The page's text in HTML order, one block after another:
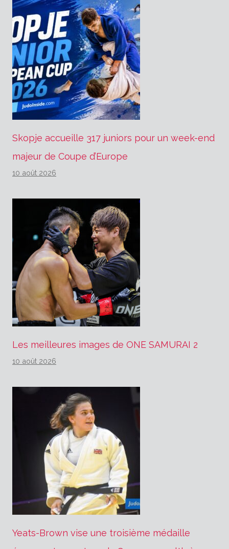
Skopje accueille 317 juniors pour un week-end
majeur de Coupe d’Europe
10 août 2026
Les meilleures images de ONE SAMURAI 2
10 août 2026
Yeats-Brown vise une troisième médaille